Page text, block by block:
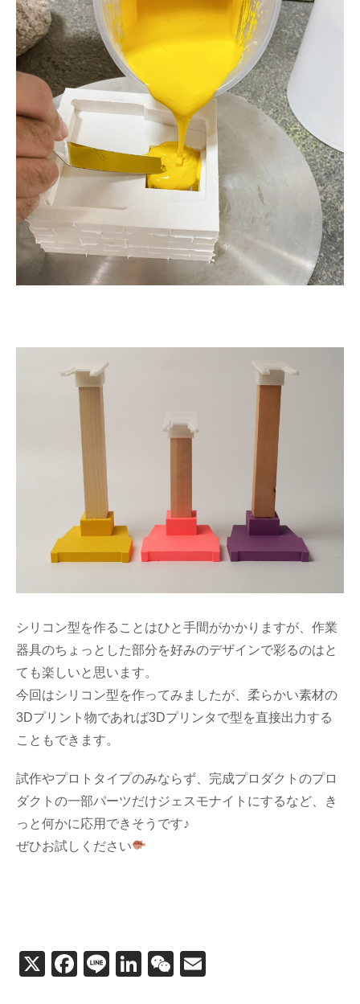
シリコン型を作ることはひと手間がかかりますが、作業
器具のちょっとした部分を好みのデザインで彩るのはと
ても楽しいと思います。
今回はシリコン型を作ってみましたが、柔らかい素材の
3Dプリント物であれば3Dプリンタで型を直接出力する
こともできます。
試作やプロトタイプのみならず、完成プロダクトのプロ
ダクトの一部パーツだけジェスモナイトにするなど、き
っと何かに応用できそうです♪
ぜひお試しください
X
F
Li
Li
W